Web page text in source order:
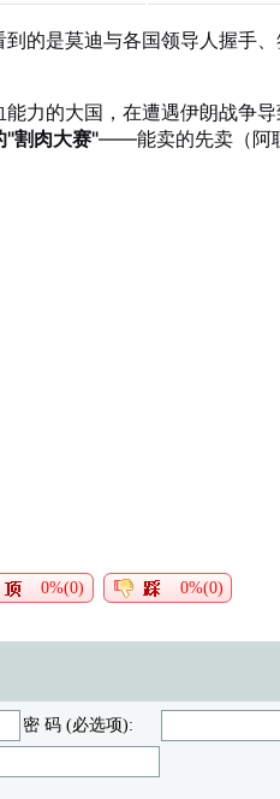
的是莫迪与各国领导人握手
力的大国，在遭遇伊朗战争
"割肉大赛"——能卖的先卖（阿
0%(0) 0%(0)
密 码 (必选项):